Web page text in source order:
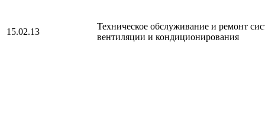
15.02.13
Техническое обслуживание и ремонт
вентиляции и кондиционирования